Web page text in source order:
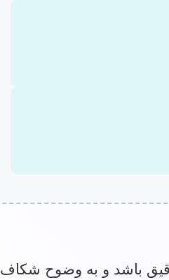
دقیق باشد و به وضوح شکاف